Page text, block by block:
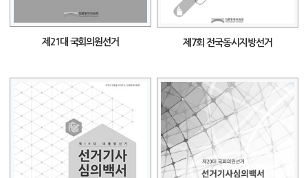
제21대 국회의원선거 제7회 전국동시지방선거